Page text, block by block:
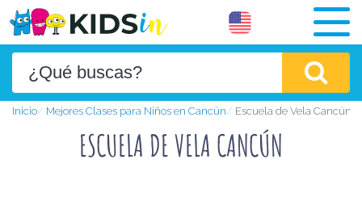
Inicio Mejores Clases para Niños en Cancún Escuela de Vela Cancún
ESCUELA DE VELA CANCÚN